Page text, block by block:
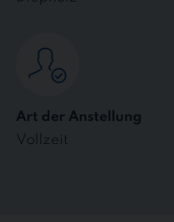
Art der Anstellung
Vollzeit